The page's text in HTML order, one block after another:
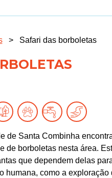
> Safari das borboletas
de Santa Combinha
de borboletas nesta área.
que dependem delas
humana, como a